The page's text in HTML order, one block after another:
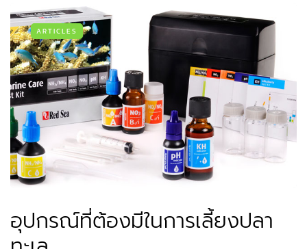
ARTICLES
อุปกรณ์ที่ต้องมีในการเลี้ยงปลา